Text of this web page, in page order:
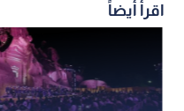
اقرأ أيضاً